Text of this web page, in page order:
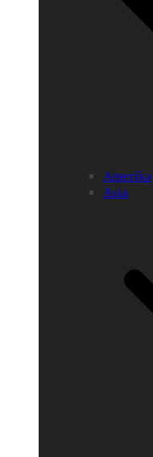
Amerika
Asia